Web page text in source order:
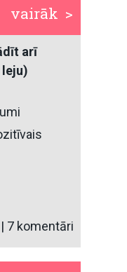
vairāk >
arī
| 7 komentāri